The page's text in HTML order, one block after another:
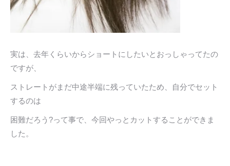
実は、去年くらいからショートにしたいとおっしゃってたの
ですが、
ストレートがまだ中途半端に残っていたため、自分でセット
するのは
困難だろう?って事で、今回やっとカットすることができま
した。